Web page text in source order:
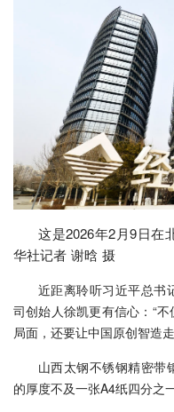
这是2026年2月9日在
华社记者 谢晗 摄
近距离聆听习近平总书
司创始人徐凯更有信心：“
局面，还要让中国原创智造
山西太钢不锈钢精密带
的厚度不及一张A4纸四分之一